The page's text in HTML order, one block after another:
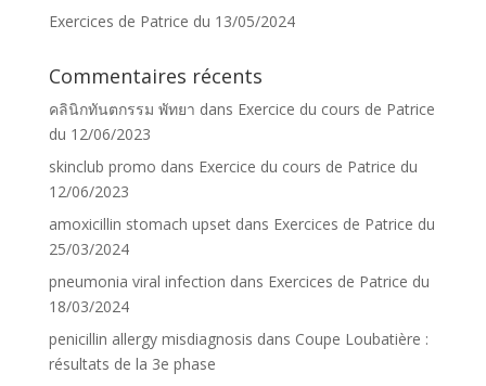
Exercices de Patrice du 13/05/2024
Commentaires récents
คลินิกทันตกรรม พัทยา dans Exercice du cours de Patrice
du 12/06/2023
skinclub promo dans Exercice du cours de Patrice du
12/06/2023
amoxicillin stomach upsetdans Exercices de Patrice du
25/03/2024
pneumonia viral infection dans Exercices de Patrice du
18/03/2024
penicillin allergy misdiagnosis dans Coupe Loubatière :
résultats de la 3e phase